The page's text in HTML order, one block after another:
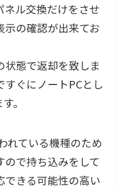
ル交換だけをさせ
示の確認が出来てお
態で返却を致しま
ぐにノートPCとし
。
れている機種のため
で持ち込みをして
できる可能性の高い